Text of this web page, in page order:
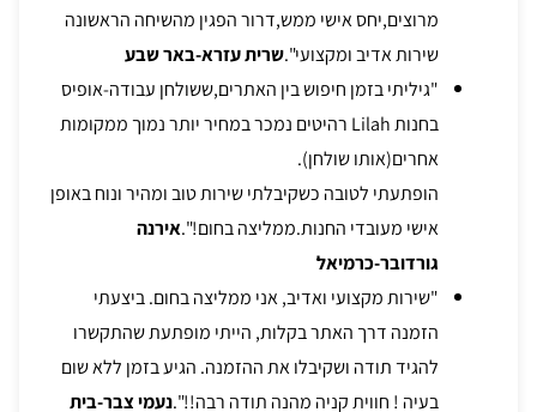
מרוצים,יחס אישי ממש,דרור הפגין מהשיחה הראשונה
שירות אדיב ומקצועי".שרית עזרא-באר שבע
"גיליתי בזמן חיפוש בין האתרים,ששולחן עבודה-אופיס
בחנות Lilah רהיטים נמכר במחיר יותר נמוך ממקומות
אחרים(אותו שולחן).
הופתעתי לטובה כשקיבלתי שירות טוב ומהיר ונוח באופן
אישי מעובדי החנות.ממליצה בחום!".אירנה
גורדובר-כרמיאל
"שירות מקצועי ואדיב, אני ממליצה בחום. ביצעתי
הזמנה דרך האתר בקלות, הייתי מופתעת שהתקשרו
להגיד תודה ושקיבלו את ההזמנה. הגיע בזמן ללא שום
בעיה ! חווית קניה מהנה תודה רבה!!".נעמי צבר-בית